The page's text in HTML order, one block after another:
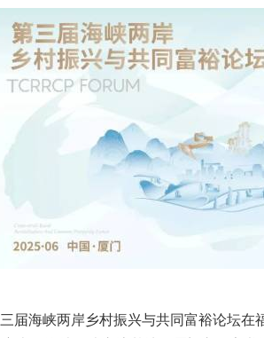
届海峡两岸乡村振兴与共同富裕论坛‌